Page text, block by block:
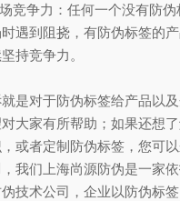
争力：任何一个没有防伪
遇到阻挠，有防伪标签的
持竞争力。
对于防伪标签给产品以及
大家有所帮助；如果还想
或者定制防伪标签，您可
，我们上海尚源防伪是一家
技术公司，企业以防伪标